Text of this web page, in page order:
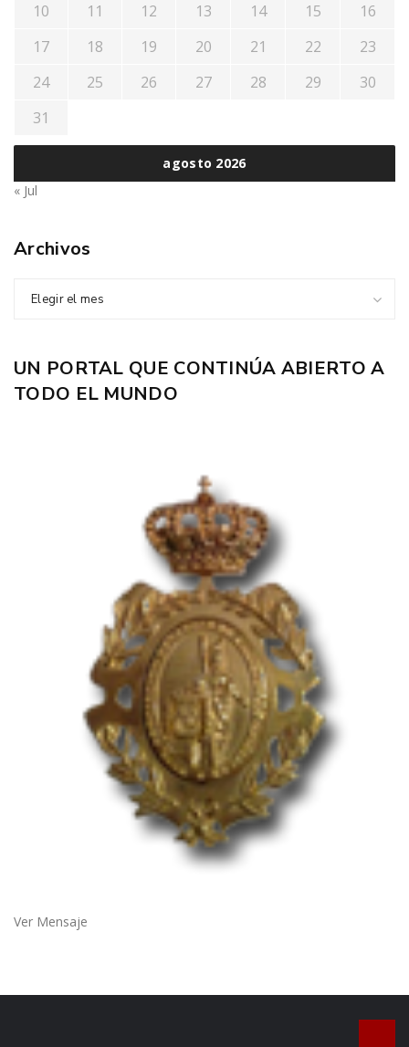
agosto 2026
10
11 12 13 14 15
16
17
18 19 20 21 22
23
24
25 26 27 28 29
30
31
« Jul
Archivos
Elegir el mes
UN PORTAL QUE CONTINÚA ABIERTO A
TODO EL MUNDO
Ver Mensaje